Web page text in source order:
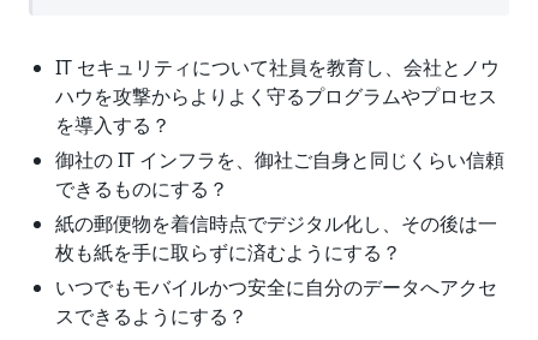
IT セキュリティについて社員を教育し、会社とノウ
ハウを攻撃からよりよく守るプログラムやプロセス
を導入する？
御社の IT インフラを、御社ご自身と同じくらい信頼
できるものにする？
紙の郵便物を着信時点でデジタル化し、その後は一
枚も紙を手に取らずに済むようにする？
いつでもモバイルかつ安全に自分のデータへアクセ
スできるようにする？